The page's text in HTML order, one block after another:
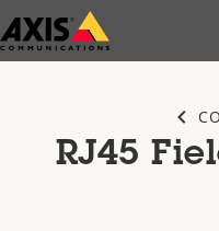
Passer
au
RJ45